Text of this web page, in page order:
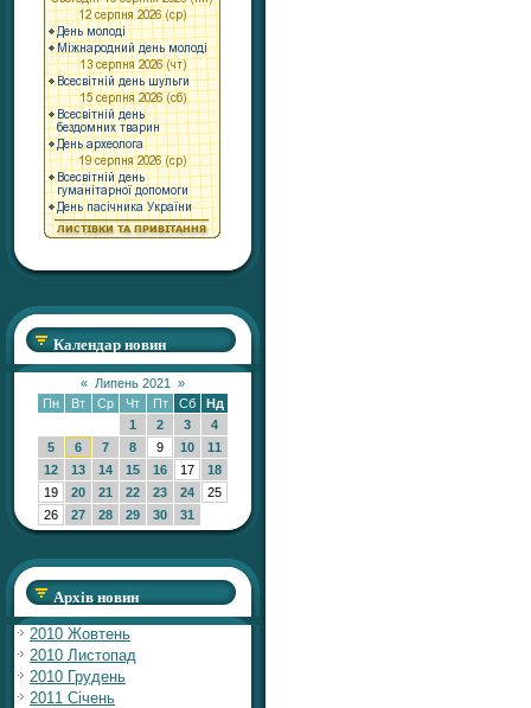
Календар новин
« Липень 2021
»
Пн
Вт Ср Чт Пт Сб
Нд
1
2 3
4
5
6 7 8 9 10
11
12
13 14 15 16 17
18
19
20 21 22 23 24
25
26
27 28 29 30 31
Архів новин
2010 Жовтень
2010 Листопад
2010 Грудень
2011 Січень